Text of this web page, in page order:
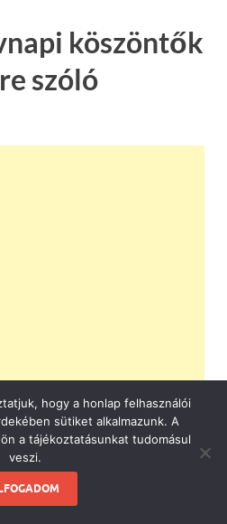
köszöntők
szóló
hogy a honlap felhasználói
sütiket alkalmazunk. A
a tájékoztatásunkat tudomásul
veszi.